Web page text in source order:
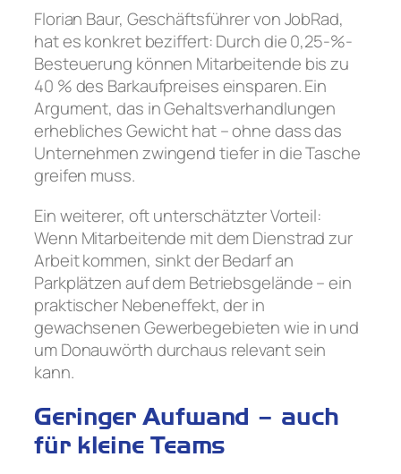
Florian Baur, Geschäftsführer von JobRad,
hat es konkret beziffert: Durch die 0,25-%-
Besteuerung können Mitarbeitende bis zu
40 % des Barkaufpreises einsparen. Ein
Argument, das in Gehaltsverhandlungen
erhebliches Gewicht hat – ohne dass das
Unternehmen zwingend tiefer in die Tasche
greifen muss.
Ein weiterer, oft unterschätzter Vorteil:
Wenn Mitarbeitende mit dem Dienstrad zur
Arbeit kommen, sinkt der Bedarf an
Parkplätzen auf dem Betriebsgelände – ein
praktischer Nebeneffekt, der in
gewachsenen Gewerbegebieten wie in und
um Donauwörth durchaus relevant sein
kann.
Geringer Aufwand – auch
für kleine Teams